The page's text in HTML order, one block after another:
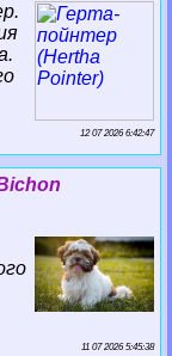
12 07 2026 6:42:47
11 07 2026 5:45:38